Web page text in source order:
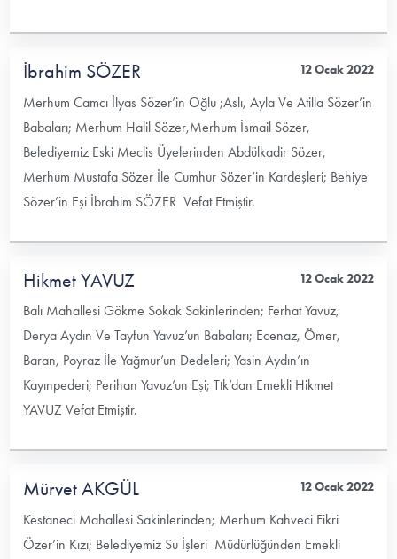
İbrahim SÖZER 12 Ocak 2022
Merhum Camcı İlyas Sözer’in Oğlu ;Aslı, Ayla Ve Atilla Sözer’in
Babaları; Merhum Halil Sözer,Merhum İsmail Sözer,
Belediyemiz Eski Meclis Üyelerinden Abdülkadir Sözer,
Merhum Mustafa Sözer İle Cumhur Sözer’in Kardeşleri; Behiye
Sözer’in Eşi İbrahim SÖZER Vefat Etmiştir.
Hikmet YAVUZ 12 Ocak 2022
Balı Mahallesi Gökme Sokak Sakinlerinden; Ferhat Yavuz,
Derya Aydın Ve Tayfun Yavuz’un Babaları; Ecenaz, Ömer,
Baran, Poyraz İle Yağmur’un Dedeleri; Yasin Aydın’ın
Kayınpederi; Perihan Yavuz’un Eşi; Ttk’dan Emekli Hikmet
YAVUZ Vefat Etmiştir.
Mürvet AKGÜL 12 Ocak 2022
Kestaneci Mahallesi Sakinlerinden; Merhum Kahveci Fikri
Özer’in Kızı; Belediyemiz Su İşleri Müdürlüğünden Emekli